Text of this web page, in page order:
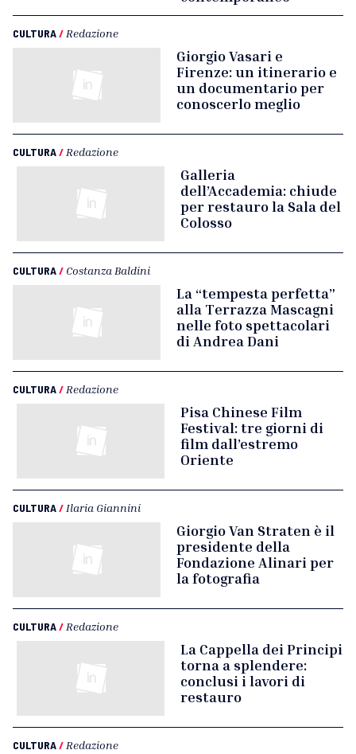
CULTURA/ Redazione
Giorgio Vasari e
Firenze: un itinerario e
un documentario per
conoscerlo meglio
CULTURA/ Redazione
Galleria
dell’Accademia: chiude
per restauro la Sala del
Colosso
CULTURA/ Costanza Baldini
La “tempesta perfetta”
alla Terrazza Mascagni
nelle foto spettacolari
di Andrea Dani
CULTURA/ Redazione
Pisa Chinese Film
Festival: tre giorni di
film dall’estremo
Oriente
CULTURA/ Ilaria Giannini
Giorgio Van Straten è il
presidente della
Fondazione Alinari per
la fotografia
CULTURA/ Redazione
La Cappella dei Principi
torna a splendere:
conclusi i lavori di
restauro
CULTURA/ Redazione